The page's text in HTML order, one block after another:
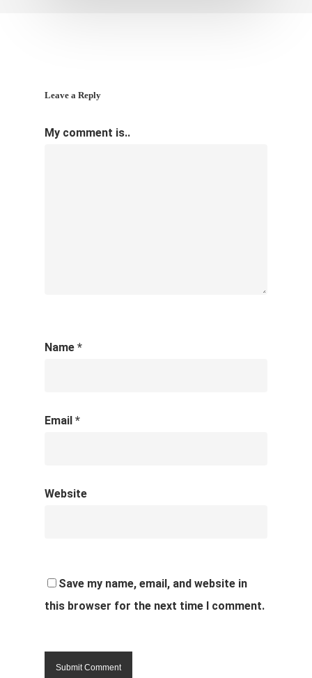
Leave a Reply
My comment is..
Name *
Email *
Website
Save my name, email, and website in
this browser for the next time I comment.